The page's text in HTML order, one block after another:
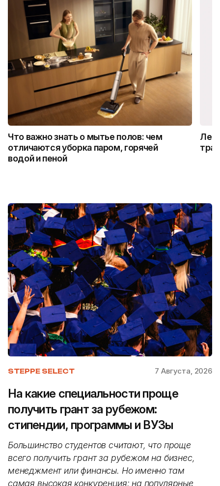
Что важно знать о мытье полов: чем
отличаются уборка паром, горячей
водой и пеной
STEPPE SELECT 7 Августа, 2026
На какие специальности проще
получить грант за рубежом:
стипендии, программы и ВУЗы
Большинство студентов считают, что проще
всего получить грант за рубежом на бизнес,
менеджмент или финансы. Но именно там
самая высокая конкуренция: на популярные